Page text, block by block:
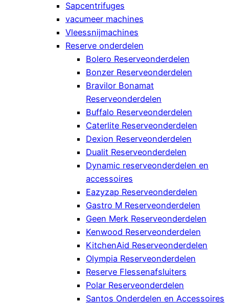
Sapcentrifuges
vacumeer machines
Vleessnijmachines
Reserve onderdelen
Bolero Reserveonderdelen
Bonzer Reserveonderdelen
Bravilor Bonamat
Reserveonderdelen
Buffalo Reserveonderdelen
Caterlite Reserveonderdelen
Dexion Reserveonderdelen
Dualit Reserveonderdelen
Dynamic reserveonderdelen en
accessoires
Eazyzap Reserveonderdelen
Gastro M Reserveonderdelen
Geen Merk Reserveonderdelen
Kenwood Reserveonderdelen
KitchenAid Reserveonderdelen
Olympia Reserveonderdelen
Reserve Flessenafsluiters
Polar Reserveonderdelen
Santos Onderdelen en Accessoires